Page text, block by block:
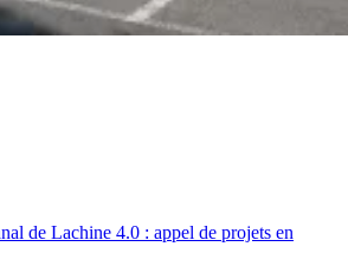
de Lachine 4.0 : appel de projets en